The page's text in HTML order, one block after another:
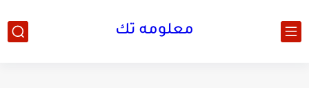
معلومه تك